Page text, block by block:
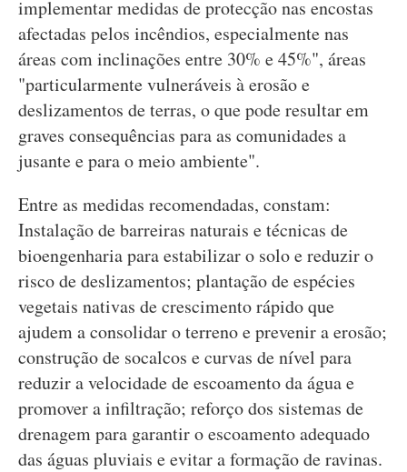
implementar medidas de protecção nas encostas
afectadas pelos incêndios, especialmente nas
áreas com inclinações entre 30% e 45%", áreas
"particularmente vulneráveis à erosão e
deslizamentos de terras, o que pode resultar em
graves consequências para as comunidades a
jusante e para o meio ambiente".
Entre as medidas recomendadas, constam:
Instalação de barreiras naturais e técnicas de
bioengenharia para estabilizar o solo e reduzir o
risco de deslizamentos; plantação de espécies
vegetais nativas de crescimento rápido que
ajudem a consolidar o terreno e prevenir a erosão;
construção de socalcos e curvas de nível para
reduzir a velocidade de escoamento da água e
promover a infiltração; reforço dos sistemas de
drenagem para garantir o escoamento adequado
das águas pluviais e evitar a formação de ravinas.